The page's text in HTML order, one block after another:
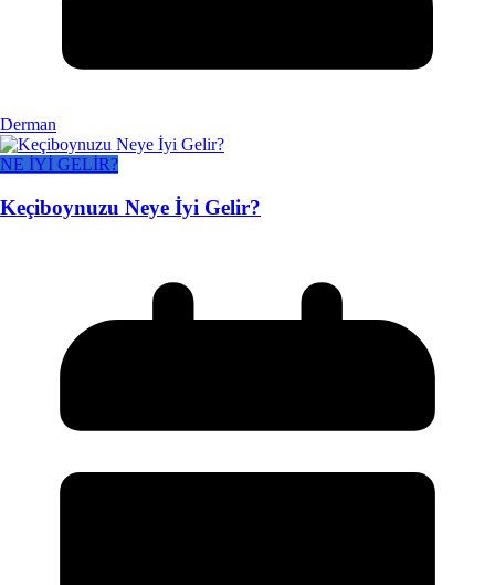
Derman
NE İYİ GELİR?
Keçiboynuzu Neye İyi Gelir?